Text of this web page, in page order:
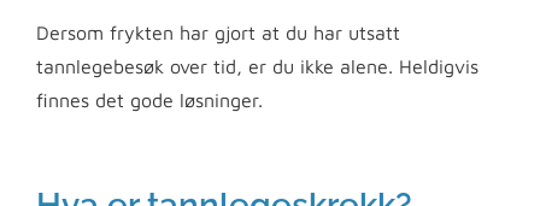
Dersom frykten har gjort at du har utsatt
tannlegebesøk over tid, er du ikke alene. Heldigvis
finnes det gode løsninger.